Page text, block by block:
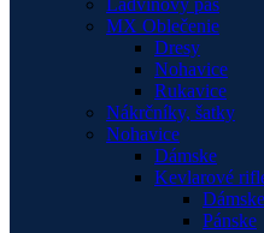
Ladvinový pás
MX Oblečenie
Dresy
Nohavice
Rukavice
Nákrčníky, šatky
Nohavice
Dámske
Kevlarové
Dámske
Pánske